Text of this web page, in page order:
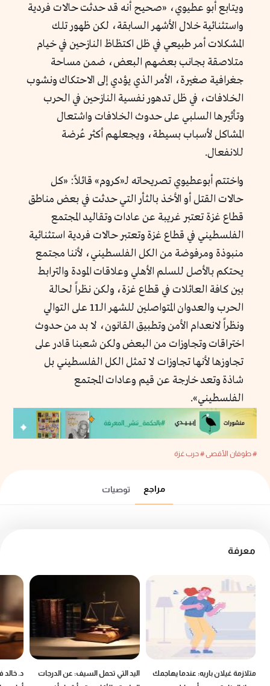
ويتابع أبو عطيوي، «صحيح أنه قد حدثت حالات فردية
واستثنائية خلال الأشهر السابقة، لكن ظهور تلك
المشكلات أمر طبيعي في ظل اكتظاظ النازحين في خيام
متلاصقة بجانب بعضهم البعض، ضمن مساحة
جغرافية صغيرة، الأمر الذي يؤدي إلى الاحتكاك ونشوب
الخلافات، في ظل تدهور نفسية النازحين في الحرب
وتأثيرها السلبي على حدوث الخلافات واشتعال
المشاكل لأسباب بسيطة، ويجعلهم أكثر عُرضة
للانفعال.
واختتم أبوعطيوي تصريحاته لـ«كروم» قائلاً: «كل
حالات القتل أو الأخذ بالثأر التي حدثت في بعض مناطق
قطاع غزة تعتبر غريبة عن عادات وتقاليد المجتمع
الفلسطيني في قطاع غزة وتعتبر حالات فردية استثنائية
منبوذة ومرفوضة من الكل الفلسطيني، لأننا مجتمع
يحتكم بالأصل للسلم الأهلي وعلاقات المودة والترابط
بين كافة العائلات في قطاع غزة، ولكن نظراً لحالة
الحرب والعدوان المتواصلين للشهر الـ11 على التوالي
ونظراً لانعدام الأمن وتطبيق القانون، لا بد من حدوث
اختراقات وتجاوزات من البعض ولكن شعبنا قادر على
تجاوزها لأنها تجاوزات لا تمثل الكل الفلسطيني بل
شاذة وتعد خارجة عن قيم وعادات المجتمع
الفلسطيني».
# طوفان الأقصى# حرب غزة
مراجع توصيات
معرفة
متلازمة غيلان باريه: عندما يهاجمك
اليد التي تحمل السيف: عن الدرجات
د.